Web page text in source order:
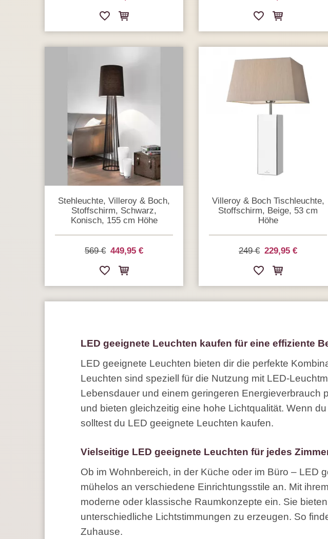
Stehleuchte, Villeroy & Boch,
Stoffschirm, Schwarz,
Konisch, 155 cm Höhe
569 € 449,95 €
Villeroy & Boch Tischleuchte,
Stoffschirm, Beige, 53 cm
Höhe
249 € 229,95 €
LED geeignete Leuchten kaufen für eine effiziente
LED geeignete Leuchten bieten dir die perfekte
Leuchten sind speziell für die Nutzung mit LED-
Lebensdauer und einem geringeren Energieverbrauch
und bieten gleichzeitig eine hohe Lichtqualität. Wenn
solltest du LED geeignete Leuchten kaufen.
Vielseitige LED geeignete Leuchten für jedes
Ob im Wohnbereich, in der Küche oder im Büro – LED
mühelos an verschiedene Einrichtungsstile an. Mit
moderne oder klassische Raumkonzepte ein. Sie
unterschiedliche Lichtstimmungen zu erzeugen. So
Zuhause.